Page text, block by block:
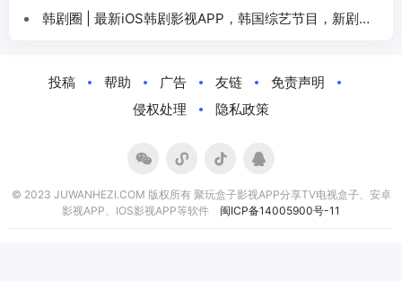
韩剧等（ iOS+Android）
韩剧圈 | 最新iOS韩剧影视APP，韩国综艺节目，新剧好
投稿 帮助 广告 友链
免责声明
侵权处理
隐私政策
© 2023 JUWANHEZI.COM 版权所有 聚玩盒子影视APP分享TV电视盒子、安卓
影视APP、IOS影视APP等软件 闽ICP备14005900号-11